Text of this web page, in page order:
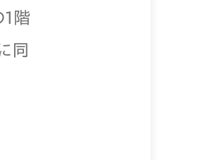
1階
同